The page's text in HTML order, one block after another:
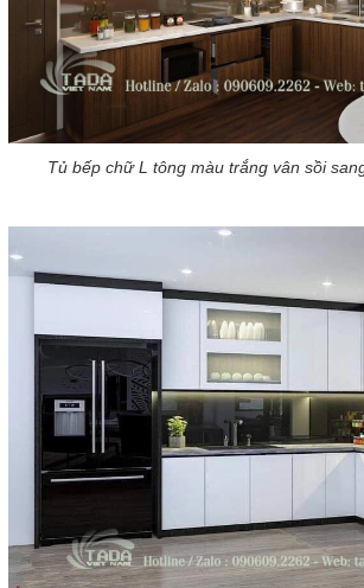
Tủ bếp chữ L tông màu trắng vân sồi